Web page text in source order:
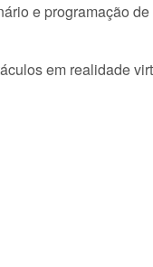
e programação
em realidade